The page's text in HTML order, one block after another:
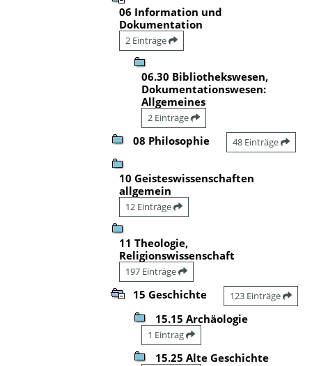
06 Information und
Dokumentation
2 Einträge
06.30 Bibliothekswesen,
Dokumentationswesen:
Allgemeines
2 Einträge
08 Philosophie 48 Einträge
10 Geisteswissenschaften
allgemein
12 Einträge
11 Theologie,
Religionswissenschaft
197 Einträge
15 Geschichte 123 Einträge
15.15 Archäologie
1 Eintrag
15.25 Alte Geschichte